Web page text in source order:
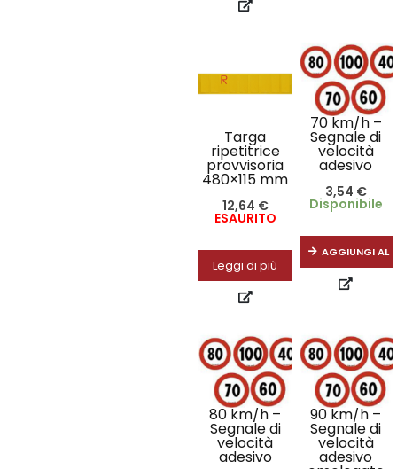
Targa
ripetitrice
provvisoria
480×115 mm
12,64 €
ESAURITO
Leggi di più
70 km/h –
Segnale di
velocità
adesivo
3,54 €
Disponibile
AGGIUNGI AL
80 km/h –
Segnale di
velocità
adesivo
90 km/h –
Segnale di
velocità
adesivo